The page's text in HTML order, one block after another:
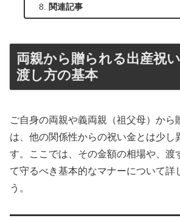
関連記事
両親から贈られる出産祝
渡し方の基本
ご自身の両親や義両親（祖父母）から
は、他の関係性からの祝い金とは少し
す。ここでは、その金額の相場や、渡
て守るべき基本的なマナーについて詳
う。